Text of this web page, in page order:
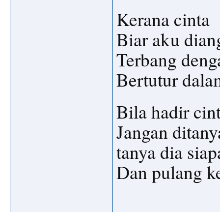
Kerana cinta
Biar aku
Terbang
Bertutur
Bila hadir
Jangan
tanya dia
Dan pulang